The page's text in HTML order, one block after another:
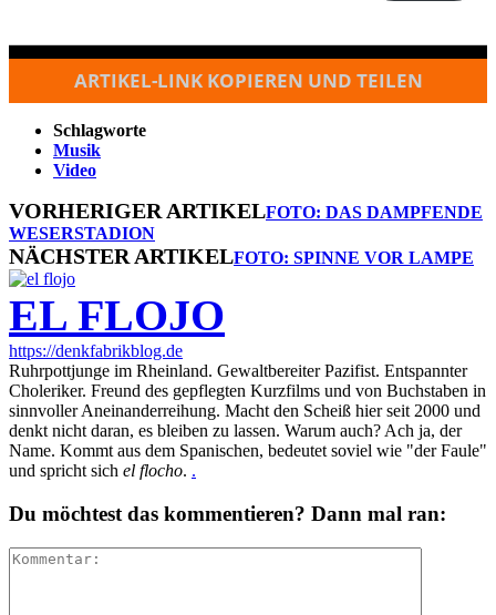
ARTIKEL-LINK KOPIEREN UND TEILEN
Schlagworte
Musik
Video
VORHERIGER ARTIKELFOTO: DAS DAMPFENDE
WESERSTADION
NÄCHSTER ARTIKELFOTO: SPINNE VOR LAMPE
EL FLOJO
https://denkfabrikblog.de
Ruhrpottjunge im Rheinland. Gewaltbereiter Pazifist. Entspannter
Choleriker. Freund des gepflegten Kurzfilms und von Buchstaben in
sinnvoller Aneinanderreihung. Macht den Scheiß hier seit 2000 und
denkt nicht daran, es bleiben zu lassen. Warum auch? Ach ja, der
Name. Kommt aus dem Spanischen, bedeutet soviel wie "der Faule"
und spricht sich el flocho. .
Du möchtest das kommentieren? Dann mal ran: